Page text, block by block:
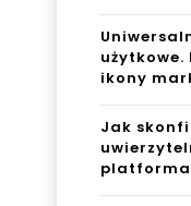
użytkowe.
ikony
Jak